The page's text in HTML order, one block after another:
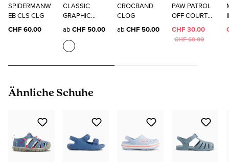
SPIDERMANW
EB CLS CLG
CHF 60.00
CLASSIC
GRAPHIC
CLOG
ab CHF 50.00
CROCBAND
CLOG
abCHF 50.00
PAW PATROL
OFF COURT
CLG
CHF 30.00
CHF 60.00
Produktgalerie überspringen
Ähnliche Schuhe